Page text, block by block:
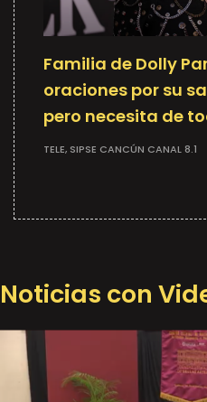
Familia de Dolly
oraciones por su
pero necesita de
TELE, SIPSE CANCÚN CANAL 8.1
Noticias con